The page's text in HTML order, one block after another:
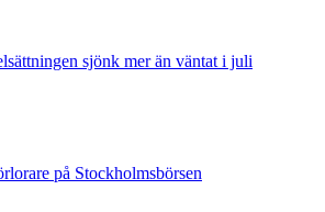
sjönk mer än väntat i juli
på Stockholmsbörsen